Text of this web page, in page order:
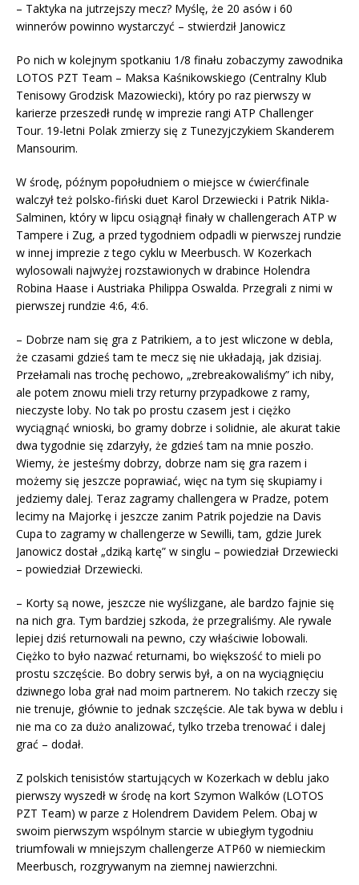
– Taktyka na jutrzejszy mecz? Myślę, że 20 asów i 60
winnerów powinno wystarczyć – stwierdził Janowicz
Po nich w kolejnym spotkaniu 1/8 finału zobaczymy zawodnika
LOTOS PZT Team – Maksa Kaśnikowskiego (Centralny Klub
Tenisowy Grodzisk Mazowiecki), który po raz pierwszy w
karierze przeszedł rundę w imprezie rangi ATP Challenger
Tour. 19-letni Polak zmierzy się z Tunezyjczykiem Skanderem
Mansourim.
W środę, późnym popołudniem o miejsce w ćwierćfinale
walczył też polsko-fiński duet Karol Drzewiecki i Patrik Nikla-
Salminen, który w lipcu osiągnął finały w challengerach ATP w
Tampere i Zug, a przed tygodniem odpadli w pierwszej rundzie
w innej imprezie z tego cyklu w Meerbusch. W Kozerkach
wylosowali najwyżej rozstawionych w drabince Holendra
Robina Haase i Austriaka Philippa Oswalda. Przegrali z nimi w
pierwszej rundzie 4:6, 4:6.
– Dobrze nam się gra z Patrikiem, a to jest wliczone w debla,
że czasami gdzieś tam te mecz się nie układają, jak dzisiaj.
Przełamali nas trochę pechowo, „zrebreakowaliśmy” ich niby,
ale potem znowu mieli trzy returny przypadkowe z ramy,
nieczyste loby. No tak po prostu czasem jest i ciężko
wyciągnąć wnioski, bo gramy dobrze i solidnie, ale akurat takie
dwa tygodnie się zdarzyły, że gdzieś tam na mnie poszło.
Wiemy, że jesteśmy dobrzy, dobrze nam się gra razem i
możemy się jeszcze poprawiać, więc na tym się skupiamy i
jedziemy dalej. Teraz zagramy challengera w Pradze, potem
lecimy na Majorkę i jeszcze zanim Patrik pojedzie na Davis
Cupa to zagramy w challengerze w Sewilli, tam, gdzie Jurek
Janowicz dostał „dziką kartę” w singlu – powiedział Drzewiecki
– powiedział Drzewiecki.
– Korty są nowe, jeszcze nie wyślizgane, ale bardzo fajnie się
na nich gra. Tym bardziej szkoda, że przegraliśmy. Ale rywale
lepiej dziś returnowali na pewno, czy właściwie lobowali.
Ciężko to było nazwać returnami, bo większość to mieli po
prostu szczęście. Bo dobry serwis był, a on na wyciągnięciu
dziwnego loba grał nad moim partnerem. No takich rzeczy się
nie trenuje, głównie to jednak szczęście. Ale tak bywa w deblu i
nie ma co za dużo analizować, tylko trzeba trenować i dalej
grać – dodał.
Z polskich tenisistów startujących w Kozerkach w deblu jako
pierwszy wyszedł w środę na kort Szymon Walków (LOTOS
PZT Team) w parze z Holendrem Davidem Pelem. Obaj w
swoim pierwszym wspólnym starcie w ubiegłym tygodniu
triumfowali w mniejszym challengerze ATP60 w niemieckim
Meerbusch, rozgrywanym na ziemnej nawierzchni.